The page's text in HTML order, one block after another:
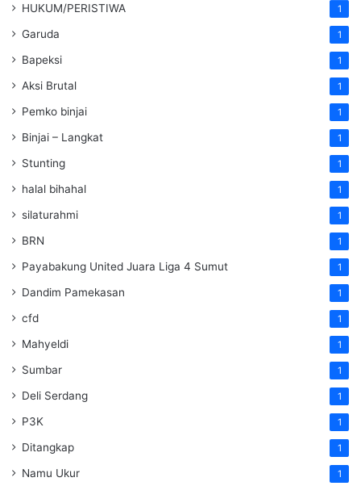
HUKUM/PERISTIWA 1
Garuda 1
Bapeksi 1
Aksi Brutal 1
Pemko binjai 1
Binjai – Langkat 1
Stunting 1
halal bihahal 1
silaturahmi 1
BRN 1
Payabakung United Juara Liga 4 Sumut 1
Dandim Pamekasan 1
cfd 1
Mahyeldi 1
Sumbar 1
Deli Serdang 1
P3K 1
Ditangkap 1
Namu Ukur 1